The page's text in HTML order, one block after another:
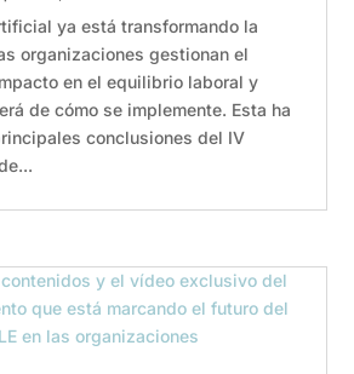
ya está transformando la
organizaciones gestionan el
en el equilibrio laboral y
de cómo se implemente. Esta ha
conclusiones del IV